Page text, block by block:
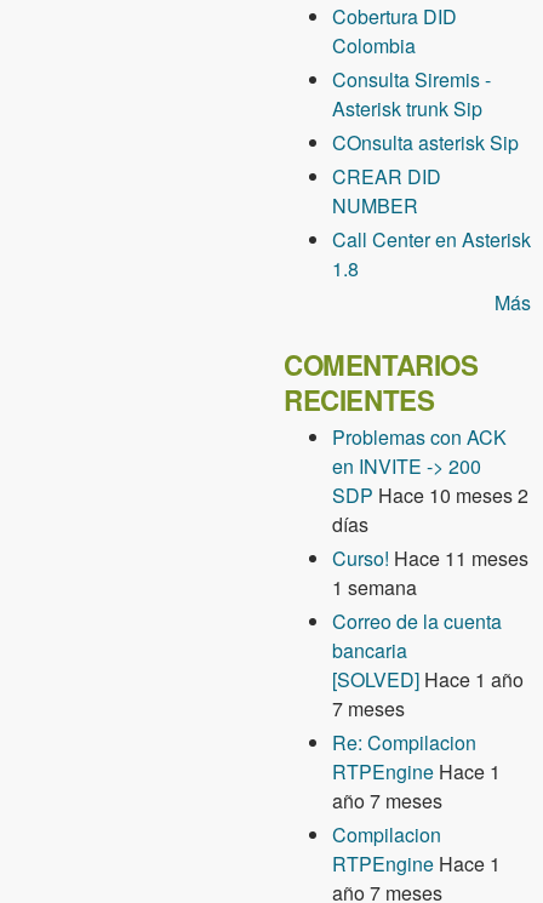
Cobertura DID
Colombia
Consulta Siremis -
Asterisk trunk Sip
COnsulta asterisk Sip
CREAR DID
NUMBER
Call Center en Asterisk
1.8
Más
COMENTARIOS
RECIENTES
Problemas con ACK
en INVITE -> 200
SDP Hace 10 meses 2
días
Curso! Hace 11 meses
1 semana
Correo de la cuenta
bancaria
[SOLVED] Hace 1 año
7 meses
Re: Compilacion
RTPEngine Hace 1
año 7 meses
Compilacion
RTPEngine Hace 1
año 7 meses